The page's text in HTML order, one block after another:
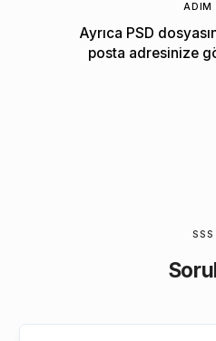
ADIM
Ayrıca PSD
posta adresinize
SSS